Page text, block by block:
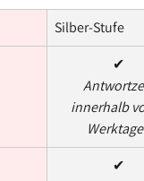
Silber-Stufe
✔
innerhalb
✔